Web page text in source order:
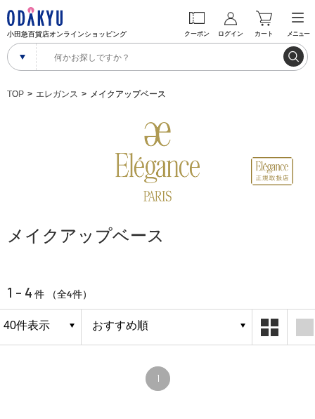
小田急百貨店オンラインショッピング クーポン ログイン カート メニュー
TOP エレガンス メイクアップベース
メイクアップベース
1 - 4 件 （全4件）
1